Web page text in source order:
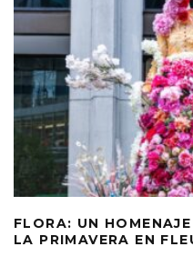
FLORA: UN
LA PRIMAVERA EN